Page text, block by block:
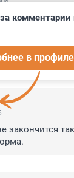
комментарии
в профиле
закончится